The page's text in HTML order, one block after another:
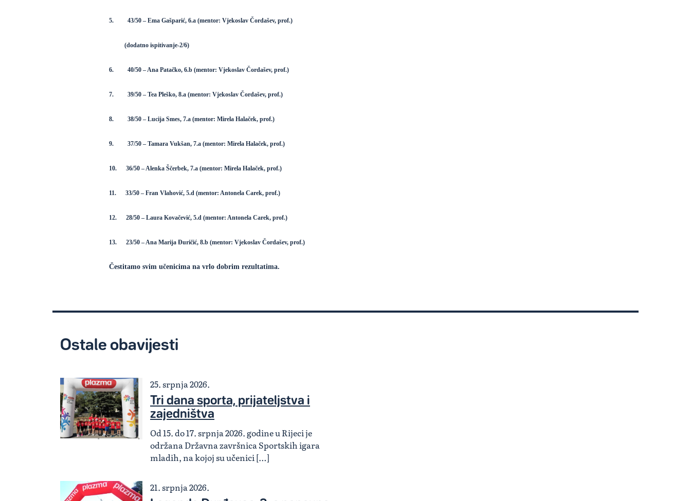
5. 43/50 – Ema Gašparić, 6.a (mentor: Vjekoslav Čordašev, prof.)
(dodatno ispitivanje-2/6)
6. 40/50 – Ana Patačko, 6.b (mentor: Vjekoslav Čordašev, prof.)
7. 39/50 – Tea Pleško, 8.a (mentor: Vjekoslav Čordašev, prof.)
8. 38/50 – Lucija Smes, 7.a (mentor: Mirela Halaček, prof.)
9. 37/50 – Tamara Vukšan, 7.a (mentor: Mirela Halaček, prof.)
10. 36/50 – Alenka Ščerbek, 7.a (mentor: Mirela Halaček, prof.)
11. 33/50 – Fran Vlahović, 5.d (mentor: Antonela Carek, prof.)
12. 28/50 – Laura Kovačević, 5.d (mentor: Antonela Carek, prof.)
13. 23/50 – Ana Marija Đuričić, 8.b (mentor: Vjekoslav Čordašev, prof.)
Čestitamo svim učenicima na vrlo dobrim rezultatima.
Ostale obavijesti
25. srpnja 2026.
Tri dana sporta, prijateljstva i
zajedništva
Od 15. do 17. srpnja 2026. godine u Rijeci je
održana Državna završnica Sportskih igara
mladih, na kojoj su učenici […]
21. srpnja 2026.